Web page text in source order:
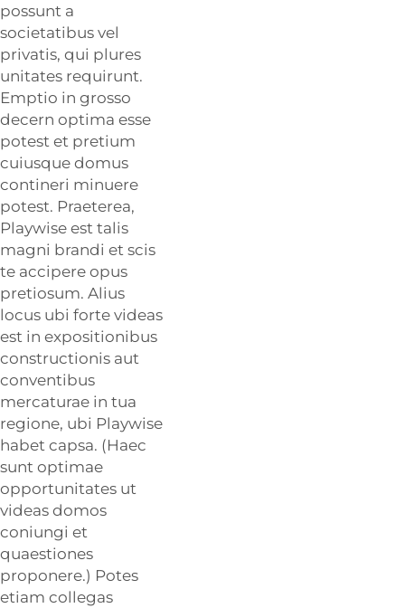
possunt a
societatibus vel
privatis, qui plures
unitates requirunt.
Emptio in grosso
decern optima esse
potest et pretium
cuiusque domus
contineri minuere
potest. Praeterea,
Playwise est talis
magni brandi et scis
te accipere opus
pretiosum. Alius
locus ubi forte videas
est in expositionibus
constructionis aut
conventibus
mercaturae in tua
regione, ubi Playwise
habet capsa. (Haec
sunt optimae
opportunitates ut
videas domos
coniungi et
quaestiones
proponere.) Potes
etiam collegas